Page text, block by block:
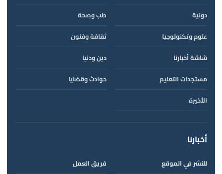
دولية
طب وصحة
علوم وتكنولوجيا
ثقافة وفنون
شاشة أخبارنا
دين ودنيا
مستجدات التعليم
حوادث وقضايا
الأخيرة
أخبارنا
للنشر في الموقع
فريق العمل